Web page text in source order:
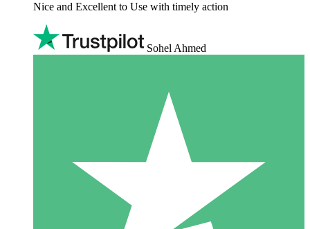
Nice and Excellent to Use with timely action
Sohel Ahmed